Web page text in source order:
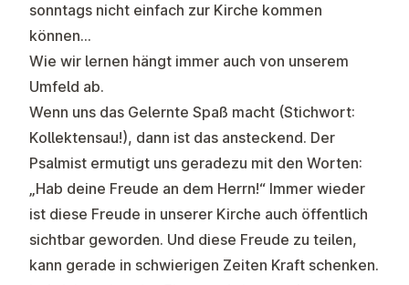
sonntags nicht einfach zur Kirche kommen
können…
Wie wir lernen hängt immer auch von unserem
Umfeld ab.
Wenn uns das Gelernte Spaß macht (Stichwort:
Kollektensau!), dann ist das ansteckend. Der
Psalmist ermutigt uns geradezu mit den Worten:
„Hab deine Freude an dem Herrn!“ Immer wieder
ist diese Freude in unserer Kirche auch öffentlich
sichtbar geworden. Und diese Freude zu teilen,
kann gerade in schwierigen Zeiten Kraft schenken.